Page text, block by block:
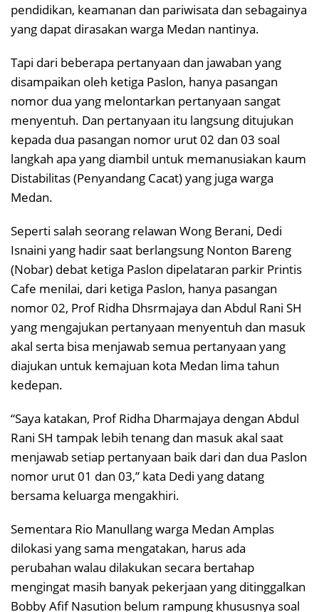
pendidikan, keamanan dan pariwisata dan sebagainya
yang dapat dirasakan warga Medan nantinya.
Tapi dari beberapa pertanyaan dan jawaban yang
disampaikan oleh ketiga Paslon, hanya pasangan
nomor dua yang melontarkan pertanyaan sangat
menyentuh. Dan pertanyaan itu langsung ditujukan
kepada dua pasangan nomor urut 02 dan 03 soal
langkah apa yang diambil untuk memanusiakan kaum
Distabilitas (Penyandang Cacat) yang juga warga
Medan.
Seperti salah seorang relawan Wong Berani, Dedi
Isnaini yang hadir saat berlangsung Nonton Bareng
(Nobar) debat ketiga Paslon dipelataran parkir Printis
Cafe menilai, dari ketiga Paslon, hanya pasangan
nomor 02, Prof Ridha Dhsrmajaya dan Abdul Rani SH
yang mengajukan pertanyaan menyentuh dan masuk
akal serta bisa menjawab semua pertanyaan yang
diajukan untuk kemajuan kota Medan lima tahun
kedepan.
“Saya katakan, Prof Ridha Dharmajaya dengan Abdul
Rani SH tampak lebih tenang dan masuk akal saat
menjawab setiap pertanyaan baik dari dan dua Paslon
nomor urut 01 dan 03,” kata Dedi yang datang
bersama keluarga mengakhiri.
Sementara Rio Manullang warga Medan Amplas
dilokasi yang sama mengatakan, harus ada
perubahan walau dilakukan secara bertahap
mengingat masih banyak pekerjaan yang ditinggalkan
Bobby Afif Nasution belum rampung khususnya soal